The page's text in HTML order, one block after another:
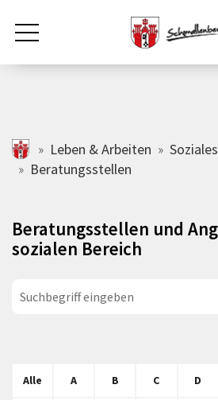
Zum Hauptinhalt springen
Rathaus & Politik
Tourismus
Freizeit & Kultur
schmallenberg.de
Leben & Arbeiten
Beratungsstellen
Beratungsstellen und
sozialen Bereich
Alle A B C D